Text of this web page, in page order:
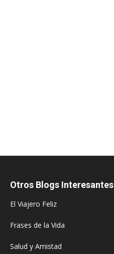
Otros Blogs Interesantes
El Viajero Feliz
Frases de la Vida
Salud y Amistad